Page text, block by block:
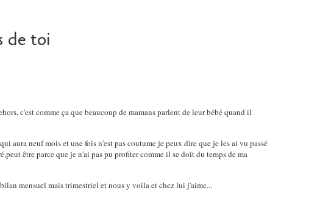
de toi
c'est comme ça que beaucoup de mamans parlent de leur bébé quand il
aura neuf mois et une fois n'est pas coutume je peux dire que je les ai vu passé
être parce que je n'ai pas pu profiter comme il se doit du temps de ma
mensuel mais trimestriel et nous y voila et chez lui j'aime...